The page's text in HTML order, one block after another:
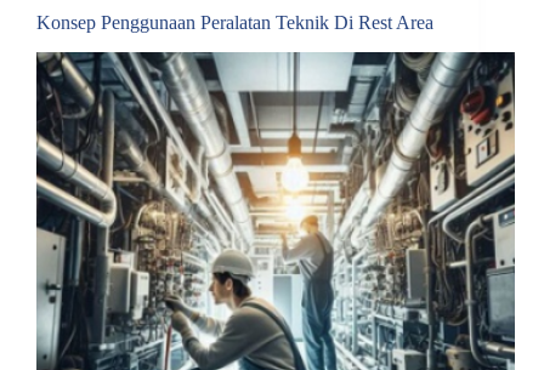
Konsep Penggunaan Peralatan Teknik Di Rest Area